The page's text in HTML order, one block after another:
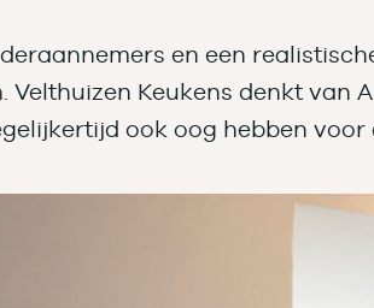
en een
Velthuizen Keukens denkt van
ook oog hebben voor